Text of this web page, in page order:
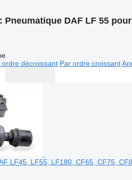
Pneumatique DAF LF 55
ordre décroissant Par ordre croissant
LF45, LF55, LF180, CF65, CF75,